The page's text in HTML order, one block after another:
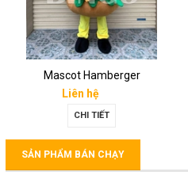
Mascot Hamberger
Liên hệ
CHI TIẾT
SẢN PHẨM BÁN CHẠY